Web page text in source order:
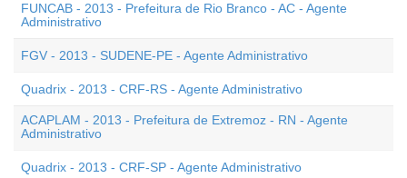
FUNCAB - 2013 - Prefeitura de Rio Branco - AC - Agente
Administrativo
FGV - 2013 - SUDENE-PE - Agente Administrativo
Quadrix - 2013 - CRF-RS - Agente Administrativo
ACAPLAM - 2013 - Prefeitura de Extremoz - RN - Agente
Administrativo
Quadrix - 2013 - CRF-SP - Agente Administrativo